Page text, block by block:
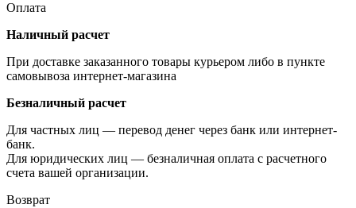
Оплата
Наличный расчет
При доставке заказанного товары курьером либо в пункте
самовывоза интернет-магазина
Безналичный расчет
Для частных лиц — перевод денег через банк или интернет-
банк.
Для юридических лиц — безналичная оплата с расчетного
счета вашей организации.
Возврат